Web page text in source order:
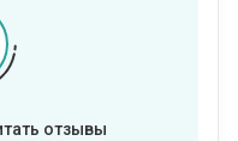
отзывы